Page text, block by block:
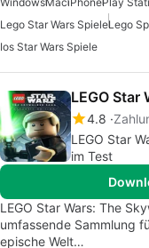
Lego Star Wars SpieleLego
Ios Star Wars Spiele
4.8
LEGO Star
im Test
LEGO Star Wars: The
umfassende Sammlung
epische Welt…